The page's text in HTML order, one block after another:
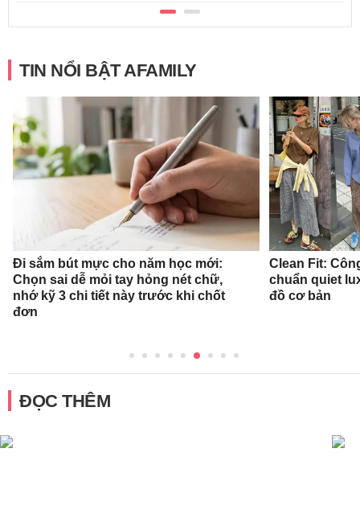
TIN NỔI BẬT AFAMILY
Đi sắm bút mực cho năm học mới:
Chọn sai dễ mỏi tay hỏng nét chữ,
nhớ kỹ 3 chi tiết này trước khi chốt
đơn
Clean Fit:
chuẩn quiet
đồ cơ bản
ĐỌC THÊM